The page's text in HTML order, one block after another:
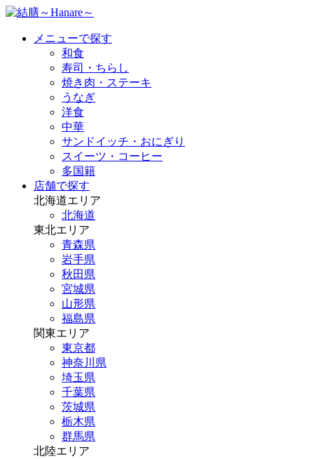
メニューで探す
和食
寿司・ちらし
焼き肉・ステーキ
うなぎ
洋食
中華
サンドイッチ・おにぎり
スイーツ・コーヒー
多国籍
店舗で探す
北海道エリア
北海道
東北エリア
青森県
岩手県
秋田県
宮城県
山形県
福島県
関東エリア
東京都
神奈川県
埼玉県
千葉県
茨城県
栃木県
群馬県
北陸エリア